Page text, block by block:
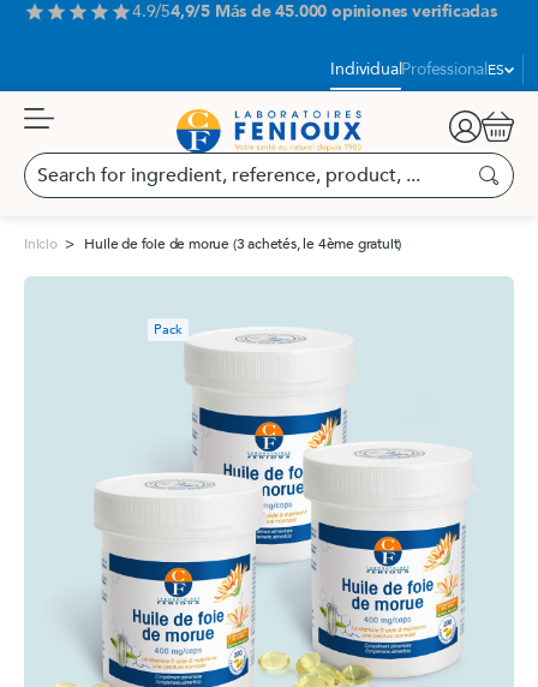
star star star star star4.9/54,9/5 Más de 45.000 opiniones verificadas
IndividualProfessional
Idioma:
ES
Search
for
reference,
product,
Buscar
Inicio Huile de foie de morue (3 achetés, le 4ème gratuit)
Pack